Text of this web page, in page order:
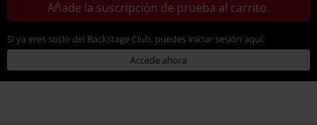
Añade la suscripción de prueba al carrito.
Si ya eres socio del Backstage Club, puedes iniciar sesión aquí:
Accede ahora